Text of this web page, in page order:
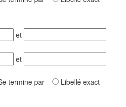
et
et
termine par Libellé exact